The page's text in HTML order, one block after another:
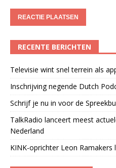
RECENTE BERICHTEN
Televisie wint snel terrein als
Inschrijving negende Dutch
Schrijf je nu in voor de
TalkRadio lanceert meest
Nederland
KINK-oprichter Leon Ramakers